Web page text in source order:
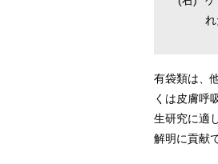
れ
有袋類は、
くは皮膚呼
生研究に適
解明に貢献